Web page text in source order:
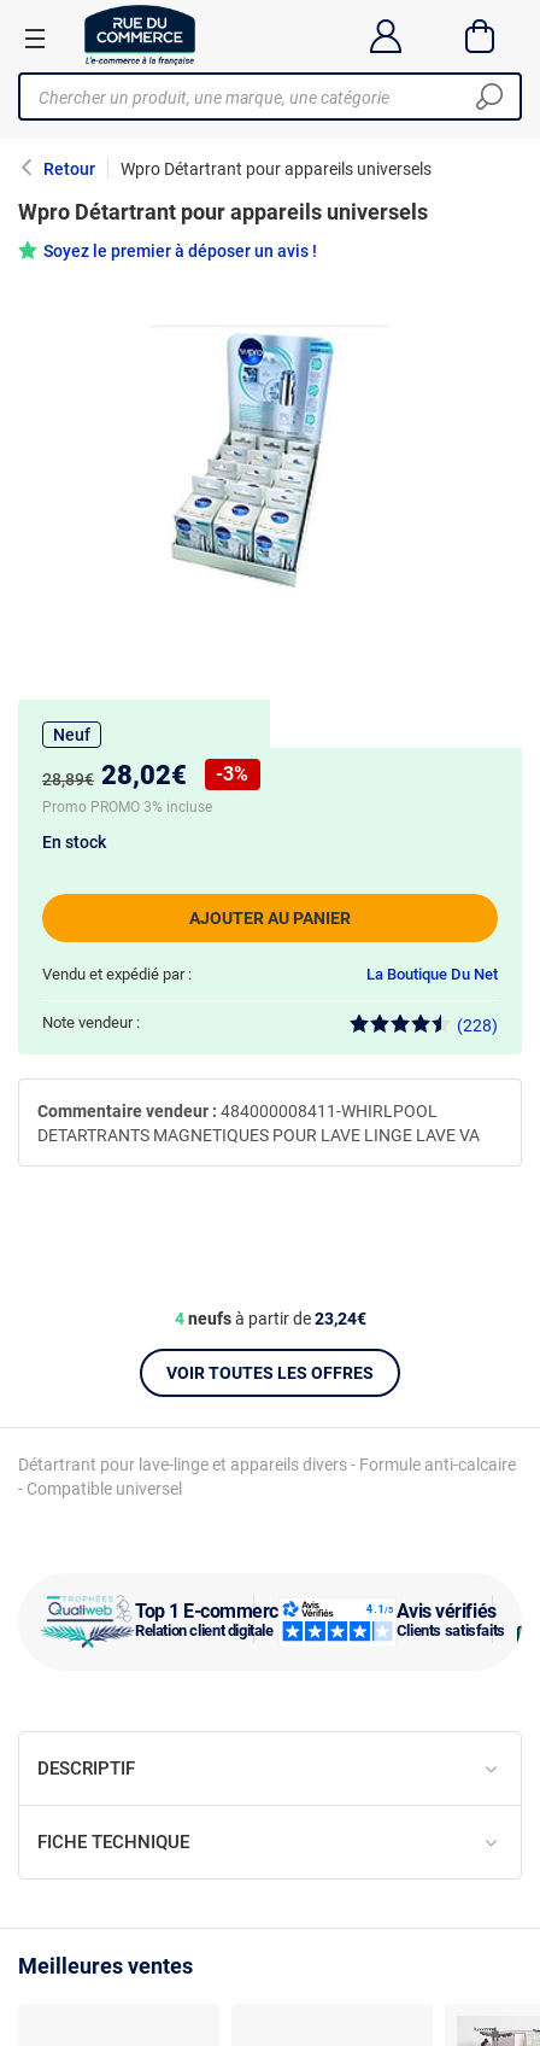
Retour Wpro Détartrant pour appareils universels
Top 1 E-commerce
Relation client digitale
Avis vérifiés
Clients satisfaits
Wpro Détartrant pour appareils universels
Soyez le premier à déposer un avis !
Détartrant pour lave-linge et appareils divers - Formule anti-calcaire
- Compatible universel
Neuf
Ancien prix :
28,89€ Nouveau prix :
28,02€
Réduction de :
-3%
Promo PROMO 3% incluse
AJOUTER AU PANIER
En stock
Vendu et expédié par : La Boutique Du Net
Note vendeur : (228)
4neufsà partir de23,24€
VOIR TOUTES LES OFFRES
Commentaire vendeur : 484000008411-WHIRLPOOL
DETARTRANTS MAGNETIQUES POUR LAVE LINGE LAVE VA
DESCRIPTIF
FICHE TECHNIQUE
Meilleures ventes